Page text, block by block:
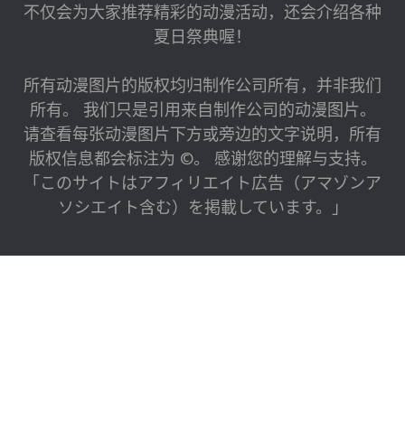
不仅会为大家推荐精彩的动漫活动，还会介绍各种
夏日祭典喔！
所有动漫图片的版权均归制作公司所有，并非我们
所有。 我们只是引用来自制作公司的动漫图片。
请查看每张动漫图片下方或旁边的文字说明，所有
版权信息都会标注为 ©。 感谢您的理解与支持。
「このサイトはアフィリエイト広告（アマゾンア
ソシエイト含む）を掲載しています。」